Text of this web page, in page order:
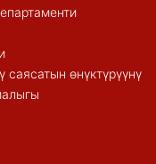
өнүктүрүүнү